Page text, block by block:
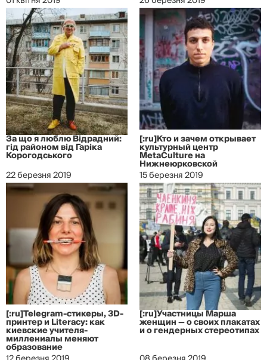
За що я люблю Відрадний:
гід районом від Гаріка
Корогодського
22 березня 2019
[:ru]Кто и зачем открывает
культурный центр
MetaCulture на
Нижнеюрковской
15 березня 2019
[:ru]Telegram-стикеры, 3D-
принтер и Literacy: как
киевские учителя-
миллениалы меняют
образование
[:ru]Участницы Марша
женщин — о своих плакатах
и о гендерных стереотипах